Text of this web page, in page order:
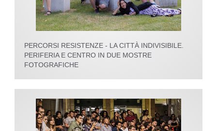
PERCORSI RESISTENZE - LA CITTÀ INDIVISIBILE.
PERIFERIA E CENTRO IN DUE MOSTRE
FOTOGRAFICHE